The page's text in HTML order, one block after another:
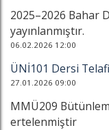
2025–2026 Bahar
yayınlanmıştır.
06.02.2026 12:00
ÜNİ101 Dersi
27.01.2026 09:00
MMÜ209
ertelenmiştir